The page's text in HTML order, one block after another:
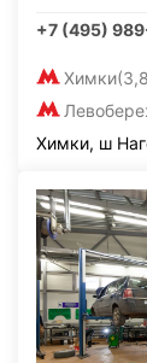
+7 (495)
Химки
Химки, ш